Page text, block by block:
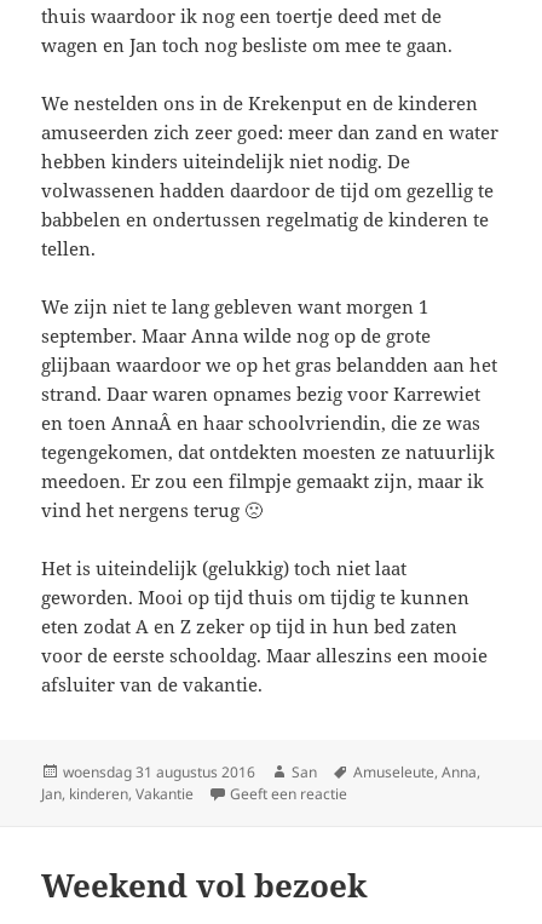
thuis waardoor ik nog een toertje deed met de
wagen en Jan toch nog besliste om mee te gaan.
We nestelden ons in de Krekenput en de kinderen
amuseerden zich zeer goed: meer dan zand en water
hebben kinders uiteindelijk niet nodig. De
volwassenen hadden daardoor de tijd om gezellig te
babbelen en ondertussen regelmatig de kinderen te
tellen.
We zijn niet te lang gebleven want morgen 1
september. Maar Anna wilde nog op de grote
glijbaan waardoor we op het gras belandden aan het
strand. Daar waren opnames bezig voor Karrewiet
en toen AnnaÂ en haar schoolvriendin, die ze was
tegengekomen, dat ontdekten moesten ze natuurlijk
meedoen. Er zou een filmpje gemaakt zijn, maar ik
vind het nergens terug 🙁
Het is uiteindelijk (gelukkig) toch niet laat
geworden. Mooi op tijd thuis om tijdig te kunnen
eten zodat A en Z zeker op tijd in hun bed zaten
voor de eerste schooldag. Maar alleszins een mooie
afsluiter van de vakantie.
Geplaatst
op
woensdag 31 augustus 2016 Auteur
San Tags
Amuseleute,Anna,
Jan, kinderen,Vakantie Geeft een reactie
Weekend vol bezoek